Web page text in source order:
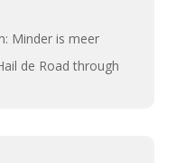
Minder is meer
de Road through